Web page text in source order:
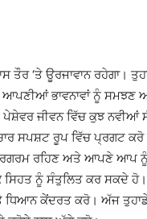
ਤੌਰ ‘ਤੇ ਊਰਜਾਵਾਨ ਰਹੇਗਾ।
ਭਾਵਨਾਵਾਂ ਨੂੰ ਸਮਝਣ
ਪੇਸ਼ੇਵਰ ਜੀਵਨ ਵਿੱਚ ਕੁਝ
ਸਪਸ਼ਟ ਰੂਪ ਵਿੱਚ ਪ੍ਰਗਟ
ਰਹਿਣ ਅਤੇ ਆਪਣੇ ਆਪ
ਸਿਹਤ ਨੂੰ ਸੰਤੁਲਿਤ ਕਰ ਸਕਦੇ
ਧਿਆਨ ਕੇਂਦਰਤ ਕਰੋ। ਅੱਜ